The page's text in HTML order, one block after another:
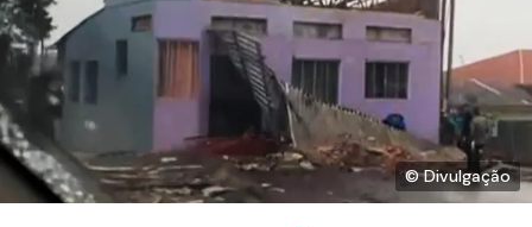
© Divulgação